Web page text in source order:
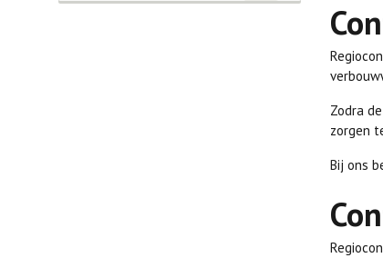
Zodra
zorgen
Bij ons